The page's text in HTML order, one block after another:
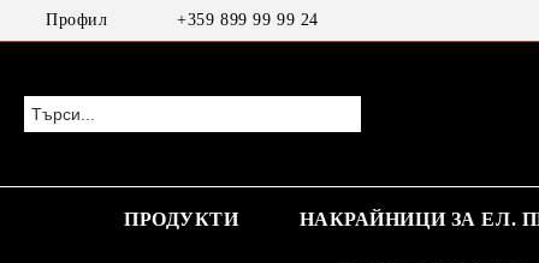
Профил +359 899 99 99 24
ПРОДУКТИ НАКРАЙНИЦИ ЗА ЕЛ.